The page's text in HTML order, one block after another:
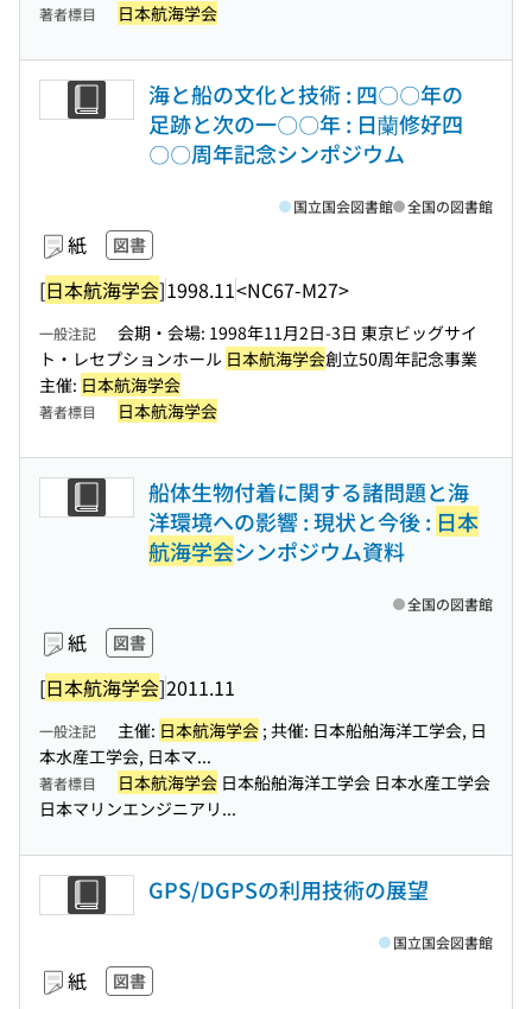
著者標目 日本航海学会
海と船の文化と技術 : 四〇〇年の
足跡と次の一〇〇年 : 日蘭修好四
〇〇周年記念シンポジウム
紙 図書
[日本航海学会]1998.11<NC67-M27>
国立国会図書館 全国の図書館
一般注記
会期・会場: 1998年11月2日-3日 東京ビッグサイ
ト・レセプションホール 日本航海学会創立50周年記念事業
主催: 日本航海学会
著者標目 日本航海学会
船体生物付着に関する諸問題と海
洋環境への影響 : 現状と今後 : 日本
航海学会シンポジウム資料
紙 図書
[日本航海学会]2011.11
全国の図書館
一般注記 主催: 日本航海学会 ; 共催: 日本船舶海洋工学会, 日
本水産工学会, 日本マ...
著者標目 日本航海学会 日本船舶海洋工学会 日本水産工学会
日本マリンエンジニアリ...
GPS/DGPSの利用技術の展望
紙 図書
国立国会図書館